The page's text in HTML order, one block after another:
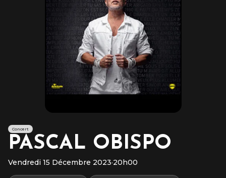
Concert
PASCAL OBISPO
Vendredi 15 Décembre 2023·20h00